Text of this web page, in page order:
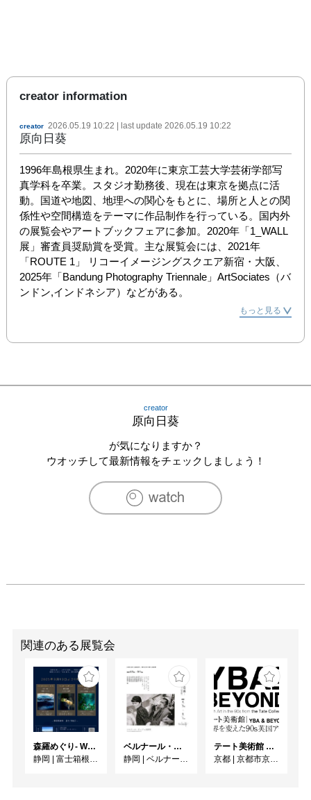
creator information
creator 2026.05.19 10:22 | last update 2026.05.19 10:22
原向日葵
1996年島根県生まれ。2020年に東京工芸大学芸術学部写
真学科を卒業。スタジオ勤務後、現在は東京を拠点に活
動。国道や地図、地理への関心をもとに、場所と人との関
係性や空間構造をテーマに作品制作を行っている。国内外
の展覧会やアートブックフェアに参加。2020年「1_WALL
展」審査員奨励賞を受賞。主な展覧会には、2021年
「ROUTE 1」 リコーイメージングスクエア新宿・大阪、
2025年「Bandung Photography Triennale」ArtSociates（バ
ンドン,インドネシア）などがある。
もっと見る
creator
原向日葵
が気になりますか？
ウオッチして最新情報をチェックしましょう！
関連のある展覧会
森羅めぐり- Wandering in Shinra -
静岡 | 富士箱根カントリークラブ
ベルナール・ビュフェと写真 ーカメラがとらえたビュフェとその時代、そして21 世紀へ
静岡 | ベルナール・ビュフェ美術館
テート美術館 ― YBA & BEYOND 世界を変えた90s英国アート
京都 | 京都市京セラ美術館